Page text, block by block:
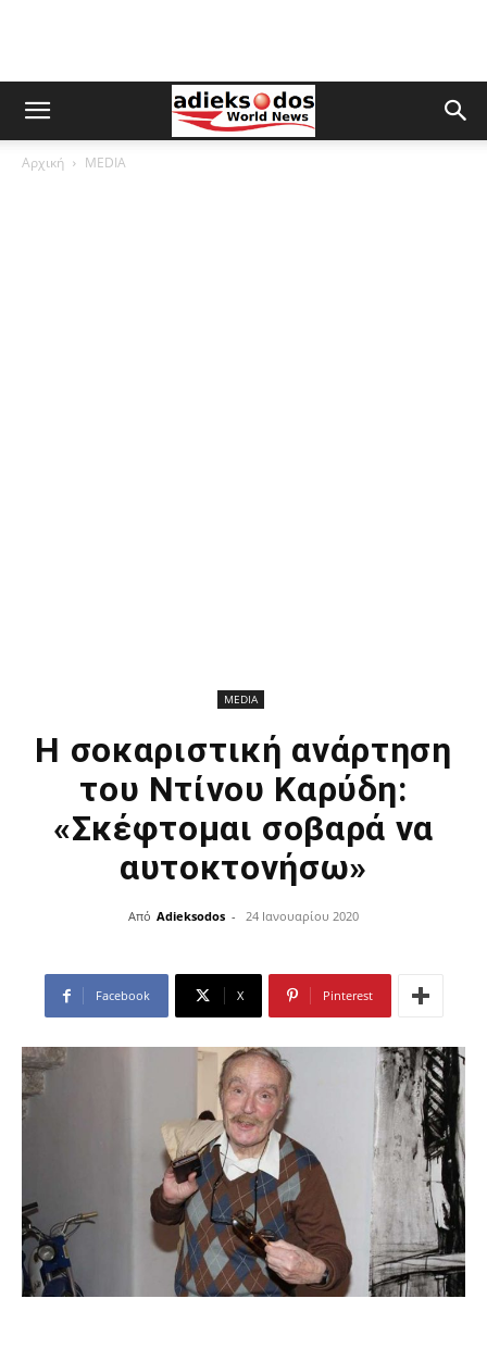
Αρχική MEDIA
MEDIA
Η σοκαριστική ανάρτηση
του Ντίνου Καρύδη:
«Σκέφτομαι σοβαρά να
αυτοκτονήσω»
Από Adieksodos - 24 Ιανουαρίου 2020
Facebook X Pinterest